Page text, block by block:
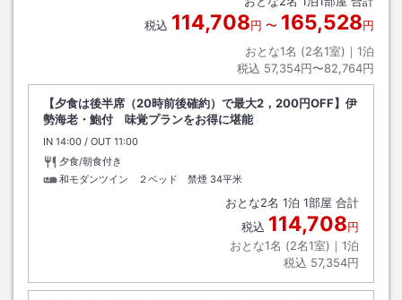
税込 114,708円 〜 165,528円
おとな1名 (2名1室)｜ 1泊
税込 57,354円〜82,764円
【夕食は後半席（20時前後確約）で最大2，200円OFF】伊
勢海老・鮑付 味覚プランをお得に堪能
IN チェックイン
14:00 / OUT チェックアウト
11:00
夕食/朝食付き
和モダンツイン ２ベッド 禁煙 34平米
おとな2名 1泊 1部屋 合計
税込 114,708円
おとな1名 (2名1室)｜ 1泊
税込 57,354円